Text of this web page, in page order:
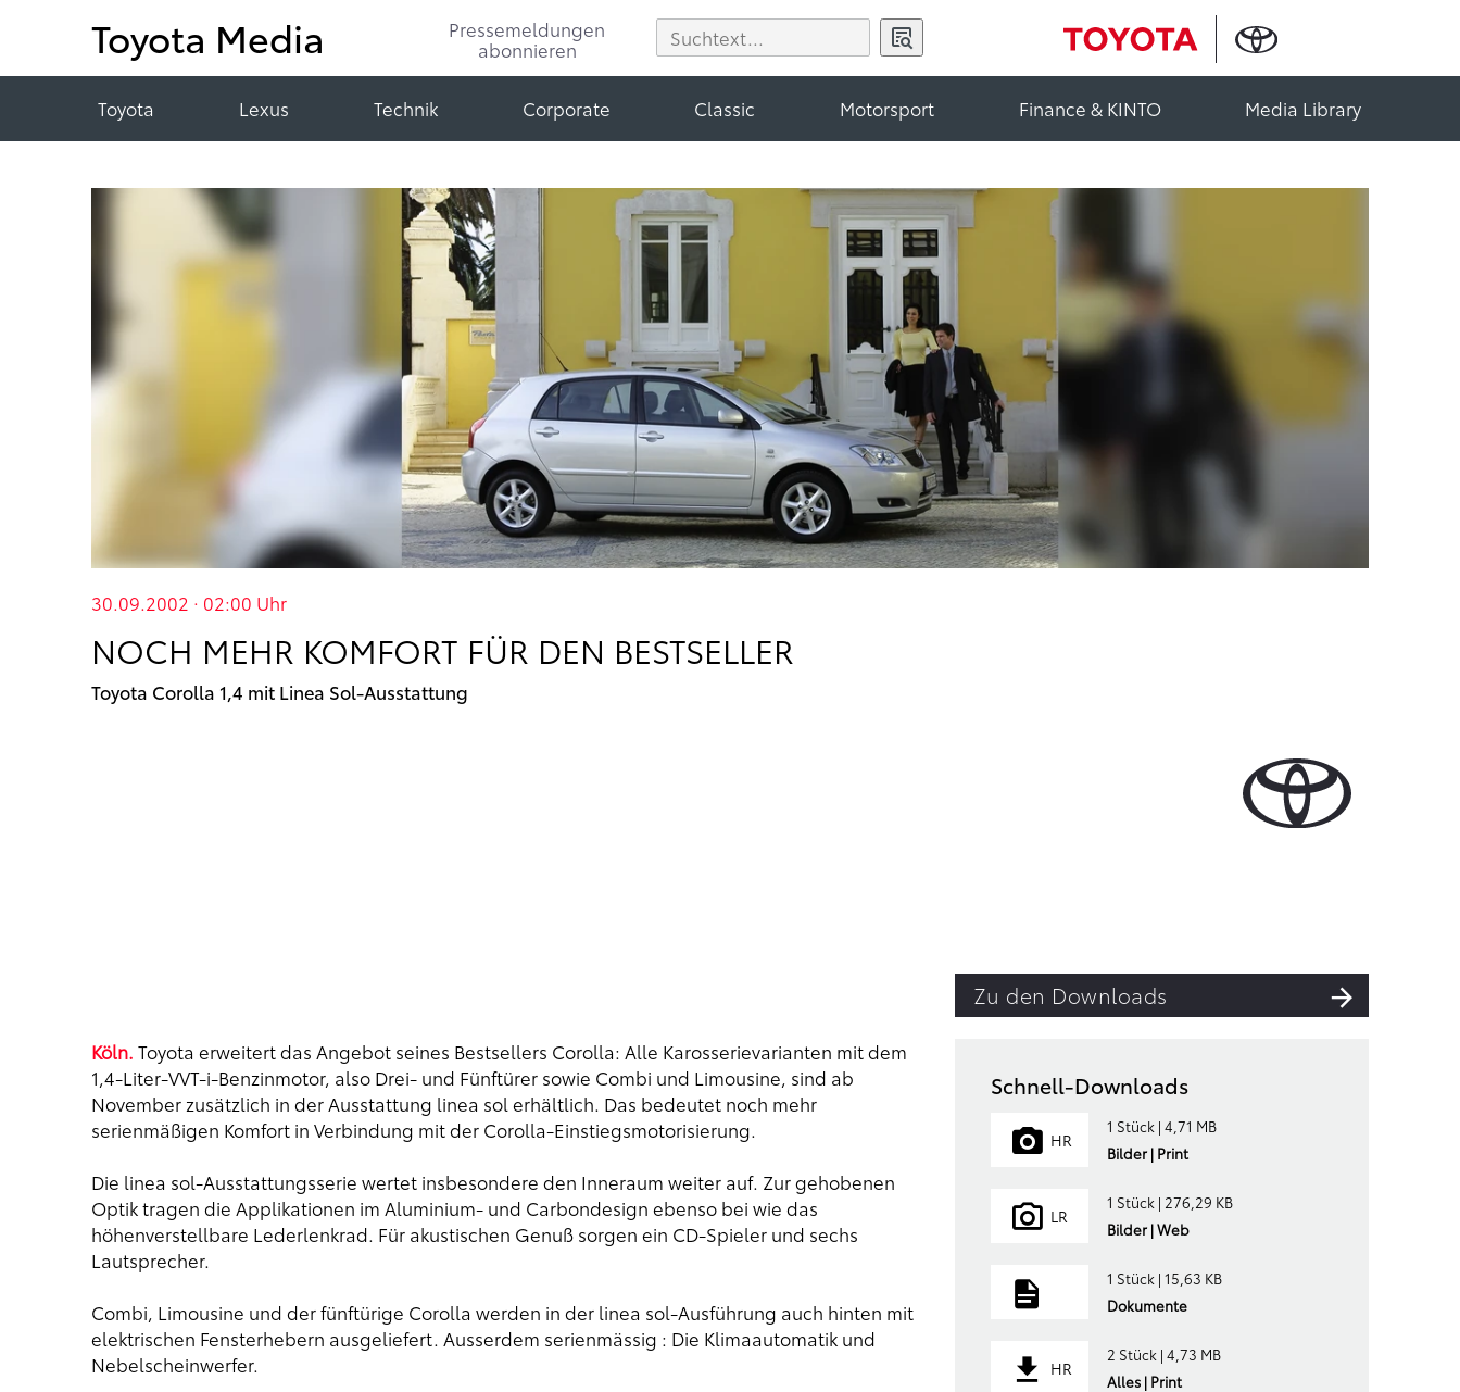
Toyota Media
Pressemeldungen
abonnieren
Toyota Lexus Technik Corporate Classic Motorsport Finance & KINTO Media Library
30.09.2002 · 02:00 Uhr
NOCH MEHR KOMFORT FÜR DEN BESTSELLER
Toyota Corolla 1,4 mit Linea Sol-Ausstattung
Zu den Downloads
Köln. Toyota erweitert das Angebot seines Bestsellers Corolla: Alle Karosserievarianten mit dem
1,4-Liter-VVT-i-Benzinmotor, also Drei- und Fünftürer sowie Combi und Limousine, sind ab
November zusätzlich in der Ausstattung linea sol erhältlich. Das bedeutet noch mehr
serienmäßigen Komfort in Verbindung mit der Corolla-Einstiegsmotorisierung.
Die linea sol-Ausstattungsserie wertet insbesondere den Inneraum weiter auf. Zur gehobenen
Optik tragen die Applikationen im Aluminium- und Carbondesign ebenso bei wie das
höhenverstellbare Lederlenkrad. Für akustischen Genuß sorgen ein CD-Spieler und sechs
Lautsprecher.
Combi, Limousine und der fünftürige Corolla werden in der linea sol-Ausführung auch hinten mit
elektrischen Fensterhebern ausgeliefert. Ausserdem serienmässig : Die Klimaautomatik und
Nebelscheinwerfer.
Schnell-Downloads
HR
1 Stück | 4,71 MB
Bilder | Print
LR
1 Stück | 276,29 KB
Bilder | Web
1 Stück | 15,63 KB
Dokumente
HR
2 Stück | 4,73 MB
Alles | Print